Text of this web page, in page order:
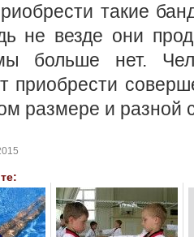
такие
не везде они
больше нет.
приобрести
размере и разной